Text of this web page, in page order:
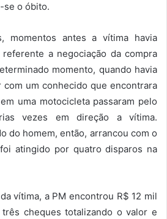
se o óbito.
momentos antes a vítima havia
a negociação da compra
momento, quando havia
com um conhecido que encontrara
uma motocicleta passaram pelo
vezes em direção a vítima.
do homem, então, arrancou com o
atingido por quatro disparos na
vítima, a PM encontrou R$ 12 mil
cheques totalizando o valor e